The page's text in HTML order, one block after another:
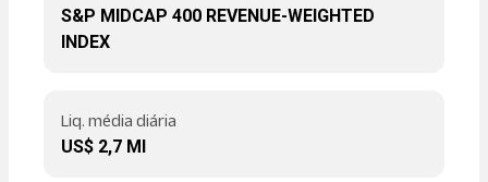
S&P MIDCAP 400 REVENUE-WEIGHTED
INDEX
Liq. média diária
US$ 2,7 MI